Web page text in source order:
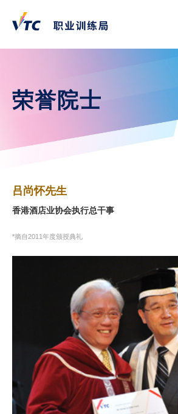
荣誉院士
吕尚怀先生
香港酒店业协会执行总干事
*摘自2011年度颁授典礼